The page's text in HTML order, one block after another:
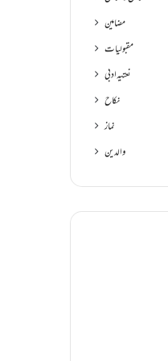
مضامین
مقبولیات
نعتیہ ادبی
نکاح
نماز
والدین